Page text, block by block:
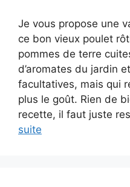
Je vous propose une
ce bon vieux poulet
pommes de terre
d’aromates du jardin
facultatives, mais qui
plus le goût. Rien de
recette, il faut juste
suite